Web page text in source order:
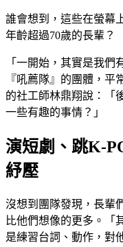
誰會想到，這些在螢幕
年齡超過70歲的長輩？
「一開始，其實是我
『吼薦隊』的團體，
的社工師林鼎翔說：「
一些有趣的事情？」
演短劇、跳K-
紓壓
沒想到團隊發現，長輩
比他們想像的更多。「
是練習台詞、動作，對